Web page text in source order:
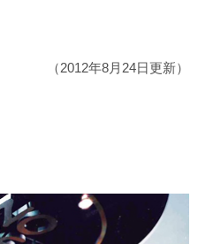
（2012年8月24日更新）